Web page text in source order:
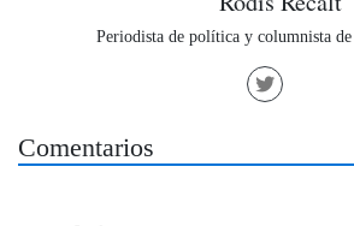
Periodista de política y columnista
Comentarios